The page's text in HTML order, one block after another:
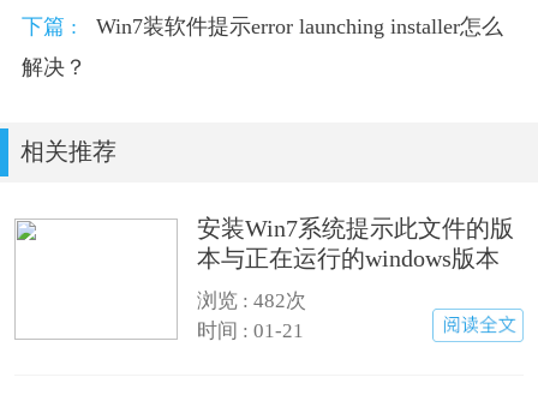
下篇 :
Win7装软件提示error launching installer怎么
解决？
相关推荐
安装Win7系统提示此文件的版
本与正在运行的windows版本
不兼容如何解决？
浏览 : 482次
时间 : 01-21